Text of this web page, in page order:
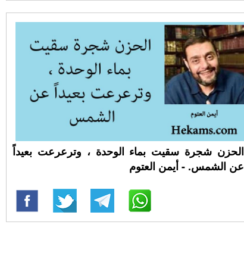
الحزن شجرة سقيت بماء الوحدة ، وترعرعت بعيداً
عن الشمس. - أيمن العتوم